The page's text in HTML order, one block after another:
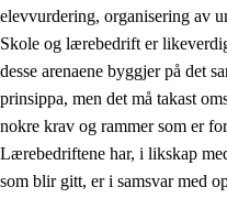
elevvurdering, organisering av
Skole og lærebedrift er
desse arenaene byggjer på det
prinsippa, men det må takast
nokre krav og rammer som er
Lærebedriftene har, i likskap
som blir gitt, er i samsvar med